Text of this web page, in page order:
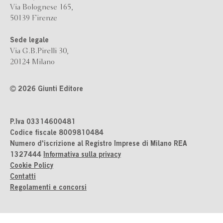
Via Bolognese 165,
50139 Firenze
Sede legale
Via G.B.Pirelli 30,
20124 Milano
2026 Giunti Editore
P.Iva 03314600481
Codice fiscale 8009810484
Numero d'iscrizione al Registro Imprese di Milano REA
1327444 Informativa sulla privacy
Cookie Policy
Contatti
Regolamenti e concorsi